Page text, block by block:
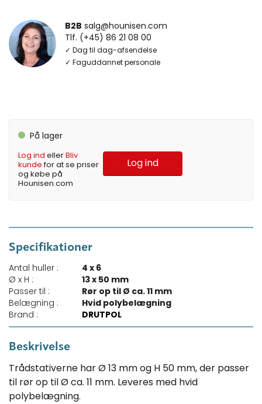
B2B salg@hounisen.com
Tlf. (+45) 86 21 08 00
✓ Dag til dag-afsendelse
✓ Faguddannet personale
På lager
Log ind ellerBliv
kundefor at se priser
og købe på
Hounisen.com
Log ind
Specifikationer
Antal huller :
4 x 6
Ø x H :
13 x 50 mm
Passer til :
Rør op til Ø ca. 11 mm
Belægning :
Hvid polybelægning
Brand :
DRUTPOL
Beskrivelse
Trådstativerne har Ø 13 mm og H 50 mm, der passer
til rør op til Ø ca. 11 mm. Leveres med hvid
polybelægning.